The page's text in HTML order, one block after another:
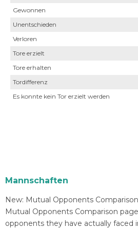
Gewonnen
Unentschieden
Verloren
Tore erzielt
Tore erhalten
Tordifferenz
Es konnte kein Tor erzielt werden
Mannschaften
New: Mutual Opponents
Mutual Opponents Comparison
opponents they have actually